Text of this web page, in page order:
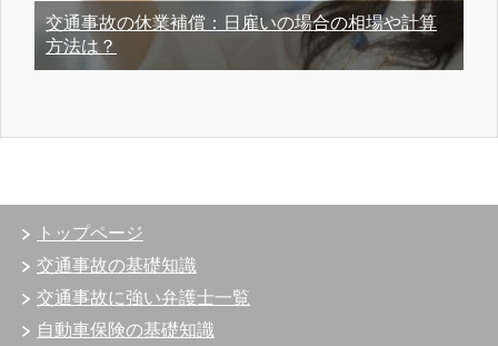
交通事故の休業補償：日雇いの場合の相場や計算
方法は？
トップページ
交通事故の基礎知識
交通事故に強い弁護士一覧
自動車保険の基礎知識